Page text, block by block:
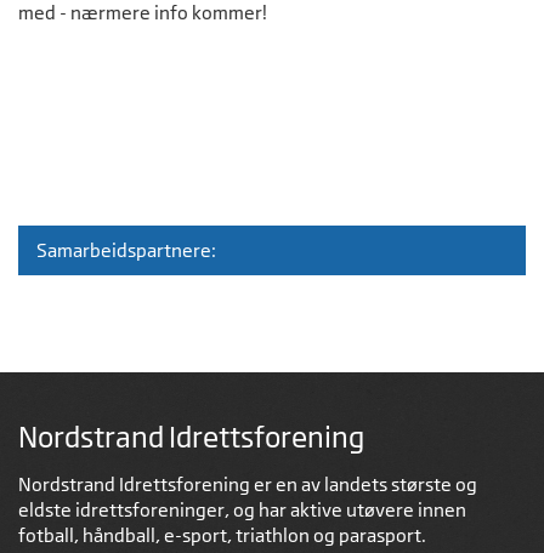
med - nærmere info kommer!
Samarbeidspartnere:
Nordstrand Idrettsforening
Nordstrand Idrettsforening er en av landets største og
eldste idrettsforeninger, og har aktive utøvere innen
fotball, håndball, e-sport, triathlon og parasport.